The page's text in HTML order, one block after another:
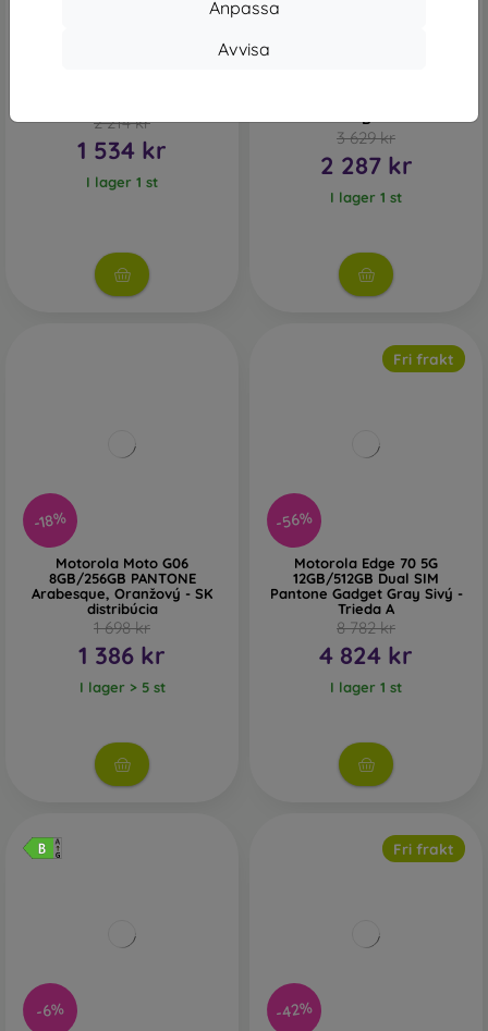
Anpassa
Avvisa
2 214 kr
1 534 kr
I lager 1 st
B
3 629 kr
2 287 kr
I lager 1 st
-18%
Motorola Moto G06
8GB/256GB PANTONE
Arabesque, Oranžový - SK
distribúcia
1 698 kr
1 386 kr
I lager > 5 st
-56%
Fri frakt
Motorola Edge 70 5G
12GB/512GB Dual SIM
Pantone Gadget Gray Sivý -
Trieda A
8 782 kr
4 824 kr
I lager 1 st
-6% -42%
Fri frakt